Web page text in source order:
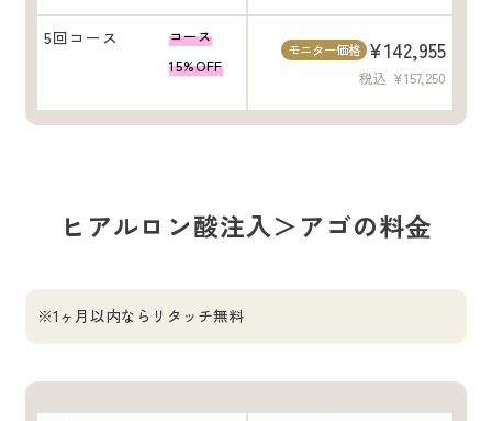
5回コース
コース
15%OFF
モニター価格 ¥142,955
税込 ¥157,250
ヒアルロン酸注入＞アゴの料⾦
※1ヶ月以内ならリタッチ無料